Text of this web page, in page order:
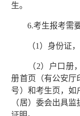
生。
6.考生报考需要
（1）身份证，
（2）户口册，
册首页（有公安厅
号）和考生页，如
（居）委会出具